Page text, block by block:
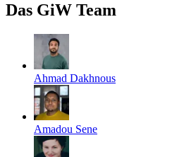
Das GiW Team
Ahmad Dakhnous
Amadou Sene